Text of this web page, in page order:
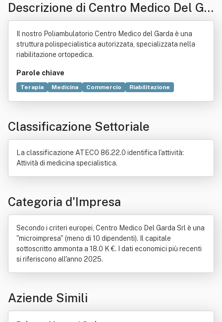
Descrizione di Centro Medico Del Ga
rda Srl
Il nostro Poliambulatorio Centro Medico del Garda è una
struttura polispecialistica autorizzata, specializzata nella
riabilitazione ortopedica.
Parole chiave
Terapia Medicina Commercio
Riabilitazione
Ambiente (biologia)
Fisica Igiene Individuo
Classificazione Settoriale
La classificazione ATECO 86.22.0 identifica l'attività:
Attività di medicina specialistica.
Categoria d'Impresa
Secondo i criteri europei, Centro Medico Del Garda Srl è una
"microimpresa" (meno di 10 dipendenti). Il capitale
sottoscritto ammonta a 18.0 K €. I dati economici più recenti
si riferiscono all'anno 2025.
Aziende Simili